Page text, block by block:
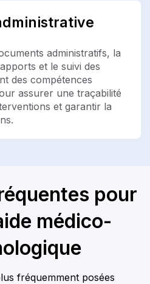
administratifs, la
et le suivi des
des compétences
assurer une traçabilité
et garantir la
pour
médico-
fréquemment posées